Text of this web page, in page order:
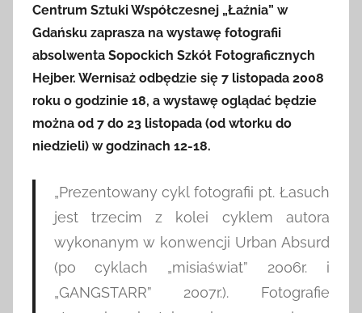
Centrum Sztuki Współczesnej „Łaźnia” w
Gdańsku zaprasza na wystawę fotografii
absolwenta Sopockich Szkół Fotograficznych
Hejber. Wernisaż odbędzie się 7 listopada 2008
roku o godzinie 18, a wystawę oglądać będzie
można od 7 do 23 listopada (od wtorku do
niedzieli) w godzinach 12-18.
„Prezentowany cykl fotografii pt. Łasuch
jest trzecim z kolei cyklem autora
wykonanym w konwencji Urban Absurd
(po cyklach „misiaświat” 2006r. i
„GANGSTARR” 2007r.). Fotografie